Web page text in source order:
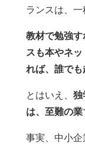
ランスは、一
教材で勉強
スも本やネ
れば、誰でも
とはいえ、独
は、至難の業
事実、中小